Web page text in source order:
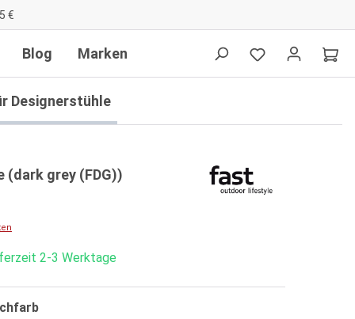
€
Blog Marken
Designerstühle
grey (FDG))
2-3 Werktage